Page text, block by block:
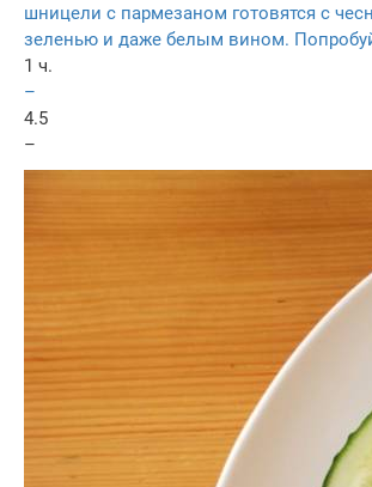
шницели с пармезаном готовятся с
зеленью и даже белым вином.
1 ч.
–
4.5
–